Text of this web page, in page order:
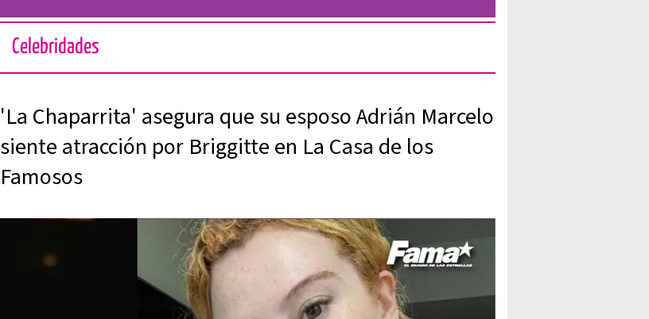
Celebridades
'La Chaparrita' asegura que su esposo Adrián Marcelo
siente atracción por Briggitte en La Casa de los
Famosos